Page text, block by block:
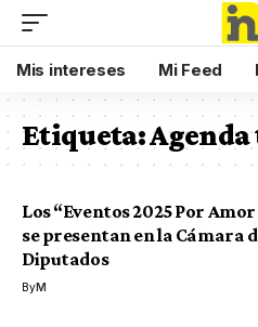
Mis intereses Mi Feed
Etiqueta:
Los “Eventos 2025 Por Amor
se presentan en la Cámara
Diputados
ByM